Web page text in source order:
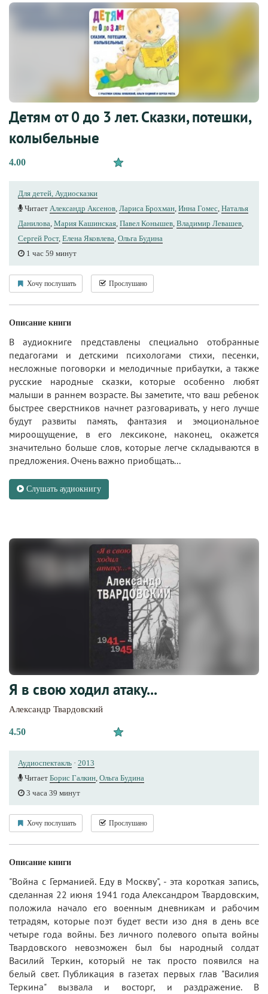
Детям от 0 до 3 лет. Сказки, потешки,
колыбельные
4.00
Для детей, Аудиосказки
Читает Александр Аксенов Лариса Брохман Инна Гомес Наталья
Данилова Мария Кашинская Павел Конышев Владимир Левашев
Сергей Рост, Елена Яковлева Ольга Будина
1 час 59 минут
Хочу послушать Прослушано
Описание книги
В аудиокниге представлены специально отобранные
педагогами и детскими психологами стихи, песенки,
несложные поговорки и мелодичные прибаутки, а также
русские народные сказки, которые особенно любят
малыши в раннем возрасте. Вы заметите, что ваш ребенок
быстрее сверстников начнет разговаривать, у него лучше
будут развиты память, фантазия и эмоциональное
мироощущение, в его лексиконе, наконец, окажется
значительно больше слов, которые легче складываются в
предложения. Очень важно приобщать...
Слушать аудиокнигу
Я в свою ходил атаку...
Александр Твардовский
4.50
Аудиоспектакль · 2013
Читает Борис Галкин, Ольга Будина
3 часа 39 минут
Хочу послушать Прослушано
Описание книги
"Война с Германией. Еду в Москву", - эта короткая запись,
сделанная 22 июня 1941 года Александром Твардовским,
положила начало его военным дневникам и рабочим
тетрадям, которые поэт будет вести изо дня в день все
четыре года войны. Без личного полевого опыта войны
Твардовского невозможен был бы народный солдат
Василий Теркин, который не так просто появился на
белый свет. Публикация в газетах первых глав "Василия
Теркина" вызвала и восторг, и раздражение. В